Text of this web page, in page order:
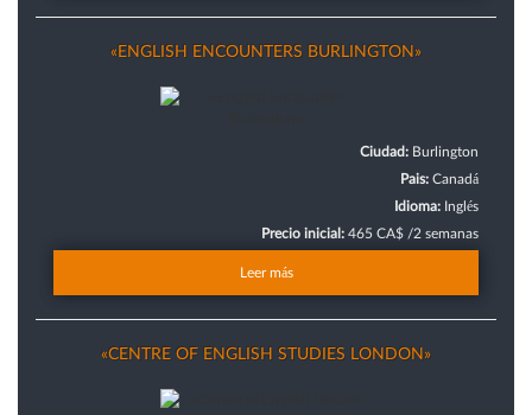
«ENGLISH ENCOUNTERS BURLINGTON»
Ciudad: Burlington
Pais: Canadá
Idioma: Inglés
Precio inicial: 465 CA$ /2 semanas
Leer más
«CENTRE OF ENGLISH STUDIES LONDON»